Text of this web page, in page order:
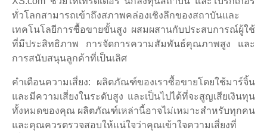
ทั่วโลกสามารถเข้าถึงสภาพคล่องเชิงลึกของสถาบันและ
เทคโนโลยีการซื้อขายขั้นสูง ผสมผสานกับประสบการณ์ผู้ใช้
ที่มีประสิทธิภาพ การจัดการความสัมพันธ์คุณภาพสูง และ
การสนับสนุนลูกค้าที่เป็นเลิศ
คำเตือนความเสี่ยง: ผลิตภัณฑ์ของเราซื้อขายโดยใช้มาร์จิ้น
และมีความเสี่ยงในระดับสูง และเป็นไปได้ที่จะสูญเสียเงินทุน
ทั้งหมดของคุณ ผลิตภัณฑ์เหล่านี้อาจไม่เหมาะสำหรับทุกคน
และคุณควรตรวจสอบให้แน่ใจว่าคุณเข้าใจความเสี่ยงที่